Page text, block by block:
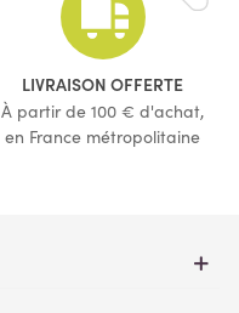
(1 avis)
LIVRAISON OFFERTE
À partir de 100 € d'achat,
en France métropolitaine